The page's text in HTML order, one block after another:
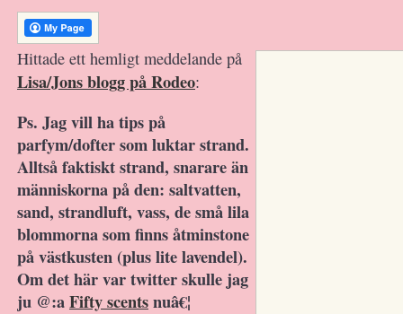
Hittade ett hemligt meddelande på
Lisa/Jons blogg på Rodeo:
Ps. Jag vill ha tips på
parfym/dofter som luktar strand.
Alltså faktiskt strand, snarare än
människorna på den: saltvatten,
sand, strandluft, vass, de små lila
blommorna som finns åtminstone
på västkusten (plus lite lavendel).
Om det här var twitter skulle jag
ju @:aFifty scentsnuâ€¦